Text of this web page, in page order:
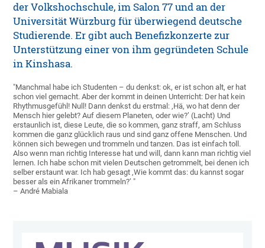
der Volkshochschule, im Salon 77 und an der
Universität Würzburg für überwiegend deutsche
Studierende. Er gibt auch Benefizkonzerte zur
Unterstützung einer von ihm gegründeten Schule
in Kinshasa.
"Manchmal habe ich Studenten – du denkst: ok, er ist schon alt, er hat
schon viel gemacht. Aber der kommt in deinen Unterricht: Der hat kein
Rhythmusgefühl! Null! Dann denkst du erstmal: ‚Hä, wo hat denn der
Mensch hier gelebt? Auf diesem Planeten, oder wie?’ (Lacht) Und
erstaunlich ist, diese Leute, die so kommen, ganz straff, am Schluss
kommen die ganz glücklich raus und sind ganz offene Menschen. Und
können sich bewegen und trommeln und tanzen. Das ist einfach toll.
Also wenn man richtig Interesse hat und will, dann kann man richtig viel
lernen. Ich habe schon mit vielen Deutschen getrommelt, bei denen ich
selber erstaunt war. Ich hab gesagt ‚Wie kommt das: du kannst sogar
besser als ein Afrikaner trommeln?’ "
– André Mabiala